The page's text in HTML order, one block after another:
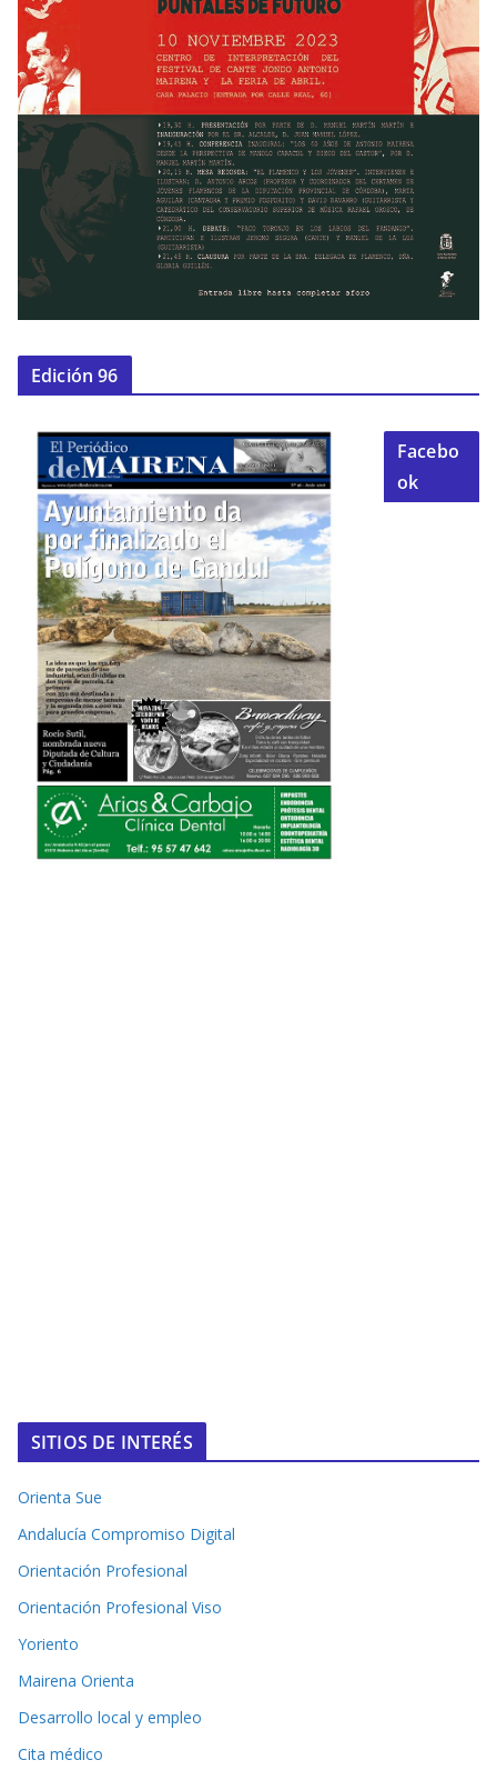
Edición 96
Facebo
ok
SITIOS DE INTERÉS
Orienta Sue
Andalucía Compromiso Digital
Orientación Profesional
Orientación Profesional Viso
Yoriento
Mairena Orienta
Desarrollo local y empleo
Cita médico